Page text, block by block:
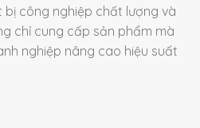
công nghiệp chất lượng và
chỉ cung cấp sản phẩm mà
nghiệp nâng cao hiệu suất